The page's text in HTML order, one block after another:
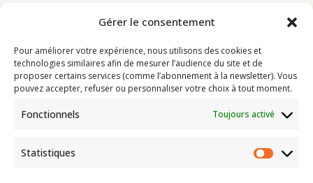
Gérer le consentement
Pour améliorer votre expérience, nous utilisons des cookies et
technologies similaires afin de mesurer l’audience du site et de
proposer certains services (comme l’abonnement à la newsletter). Vous
pouvez accepter, refuser ou personnaliser votre choix à tout moment.
Fonctionnels Toujours activé
Statistiques
Programme
Actualités
Ressources
Infos pratiques